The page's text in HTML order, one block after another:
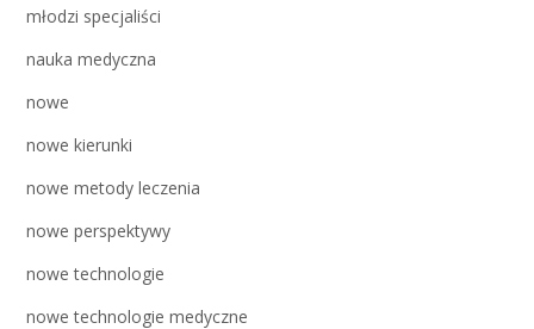
młodzi specjaliści
nauka medyczna
nowe
nowe kierunki
nowe metody leczenia
nowe perspektywy
nowe technologie
nowe technologie medyczne